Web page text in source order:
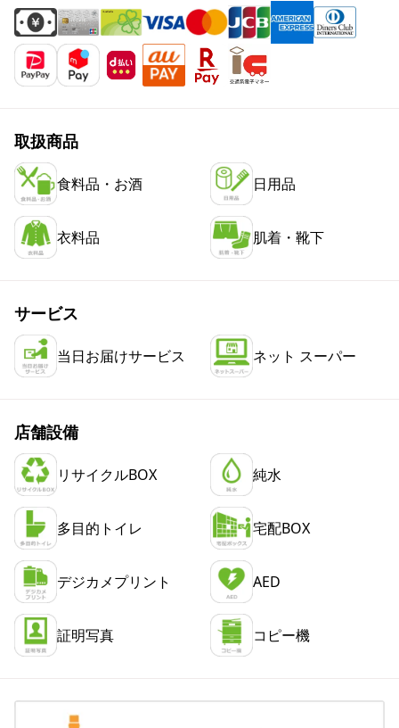
取扱商品
食料品・お酒 日用品
衣料品 肌着・靴下
サービス
当日お届けサービス ネット スーパー
店舗設備
リサイクルBOX 純水
多目的トイレ 宅配BOX
デジカメプリント AED
証明写真 コピー機